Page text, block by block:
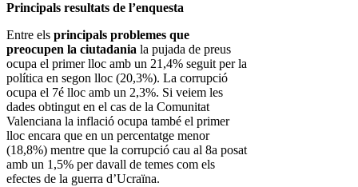
Principals resultats de l’enquesta
Entre els principals problemes que
preocupen la ciutadania la pujada de preus
ocupa el primer lloc amb un 21,4% seguit per la
política en segon lloc (20,3%). La corrupció
ocupa el 7é lloc amb un 2,3%. Si veiem les
dades obtingut en el cas de la Comunitat
Valenciana la inflació ocupa també el primer
lloc encara que en un percentatge menor
(18,8%) mentre que la corrupció cau al 8a posat
amb un 1,5% per davall de temes com els
efectes de la guerra d’Ucraïna.